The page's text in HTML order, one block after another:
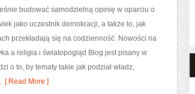
budować samodzielną opinię w oparciu o
jako uczestnik demokracji, a także to, jak
przekładają się na codzienność. Nowości na
a religia i światopogląd Blog jest pisany w
o to, by tematy takie jak podział władz,
[ Read More ]